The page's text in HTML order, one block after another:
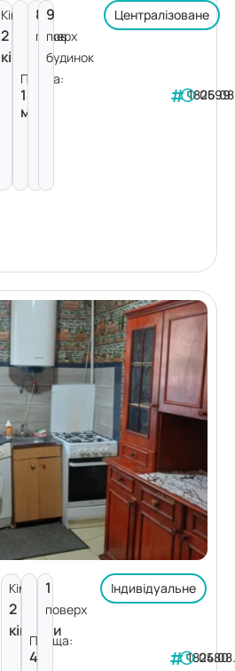
Кімнат:
2
кімнати
Площа:
14
м²
8
поверх
9
пов.
будинок
Централізоване
182599
Кімнат:
2
кімнати
Площа:
49
1
поверх
Індивідуальне
182480